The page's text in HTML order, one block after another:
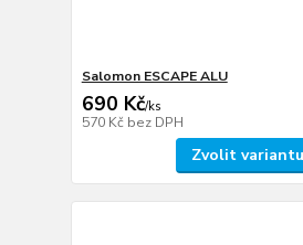
Salomon ESCAPE ALU
690 Kč/ks
570 Kč bez DPH
Zvolit variantu